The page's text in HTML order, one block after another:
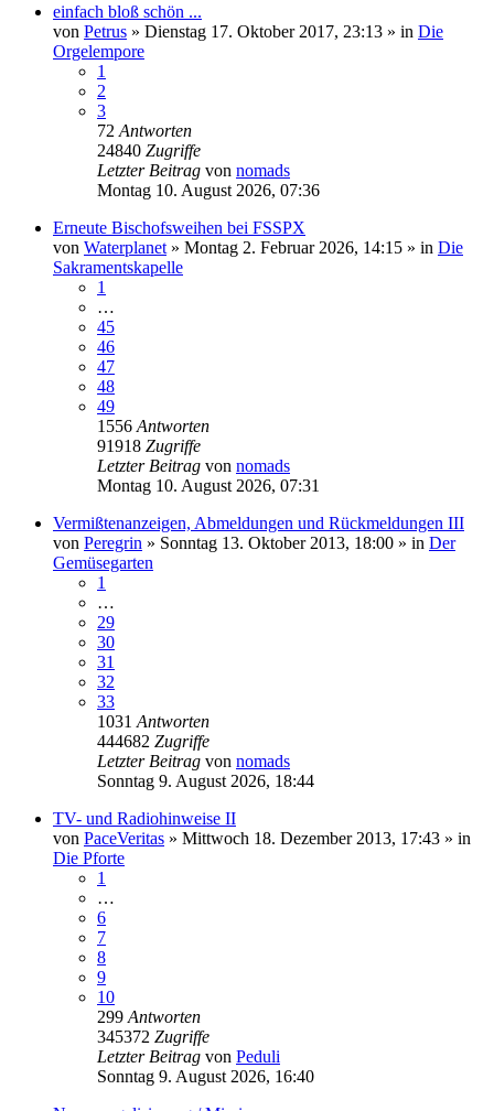
einfach bloß schön ...
von Petrus » Dienstag 17. Oktober 2017, 23:13 » in Die
Orgelempore
1
2
3
72 Antworten
24840 Zugriffe
Letzter Beitrag von nomads
Montag 10. August 2026, 07:36
Erneute Bischofsweihen bei FSSPX
von Waterplanet » Montag 2. Februar 2026, 14:15 » in Die
Sakramentskapelle
1
…
45
46
47
48
49
1556 Antworten
91918 Zugriffe
Letzter Beitrag von nomads
Montag 10. August 2026, 07:31
Vermißtenanzeigen, Abmeldungen und Rückmeldungen III
von Peregrin » Sonntag 13. Oktober 2013, 18:00 » in Der
Gemüsegarten
1
…
29
30
31
32
33
1031 Antworten
444682 Zugriffe
Letzter Beitrag von nomads
Sonntag 9. August 2026, 18:44
TV- und Radiohinweise II
von PaceVeritas » Mittwoch 18. Dezember 2013, 17:43 » in
Die Pforte
1
…
6
7
8
9
10
299 Antworten
345372 Zugriffe
Letzter Beitrag von Peduli
Sonntag 9. August 2026, 16:40